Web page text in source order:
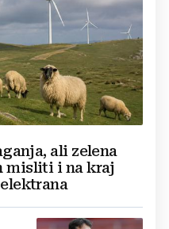
ali zelena
misliti i na kraj